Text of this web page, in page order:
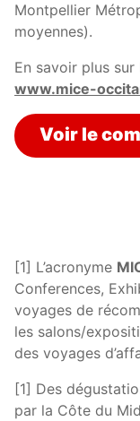
Montpellier
moyennes).
En savoir plus sur
www.mice-
Voir le
[1] L’acronyme
Conferences,
voyages de
les salons/
des voyages
[1] Des
par la Côte du